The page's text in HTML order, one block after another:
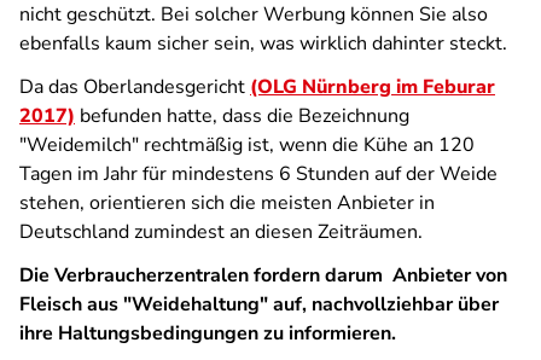
nicht geschützt. Bei solcher Werbung können Sie also
ebenfalls kaum sicher sein, was wirklich dahinter steckt.
Da das Oberlandesgericht (OLG Nürnberg im Feburar
2017) befunden hatte, dass die Bezeichnung
"Weidemilch" rechtmäßig ist, wenn die Kühe an 120
Tagen im Jahr für mindestens 6 Stunden auf der Weide
stehen, orientieren sich die meisten Anbieter in
Deutschland zumindest an diesen Zeiträumen.
Die Verbraucherzentralen fordern darum Anbieter von
Fleisch aus "Weidehaltung" auf, nachvollziehbar über
ihre Haltungsbedingungen zu informieren.